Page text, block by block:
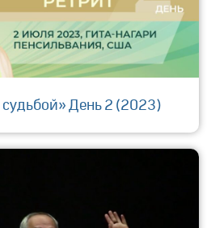
судьбой» День 2 (2023)